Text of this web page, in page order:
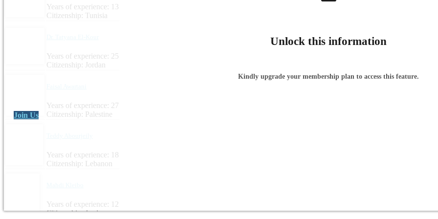
Years of experience: 13
Citizenship: Tunisia
Years of experience: 25
Citizenship: Jordan
Years of experience: 27
Citizenship: Palestine
Years of experience: 18
Citizenship: Lebanon
Years of experience: 12
Citizenship: Jordan
Unlock this information
Kindly upgrade your membership plan to access this feature.
Join Us